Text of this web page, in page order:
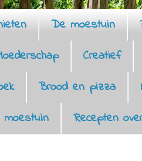
De moestuin
Creatief
Brood en pizza
Recepten